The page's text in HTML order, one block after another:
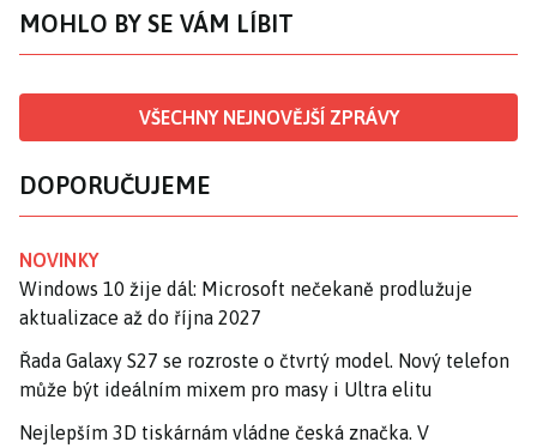
MOHLO BY SE VÁM LÍBIT
VŠECHNY NEJNOVĚJŠÍ ZPRÁVY
DOPORUČUJEME
NOVINKY
Windows 10 žije dál: Microsoft nečekaně prodlužuje
aktualizace až do října 2027
Řada Galaxy S27 se rozroste o čtvrtý model. Nový telefon
může být ideálním mixem pro masy i Ultra elitu
Nejlepším 3D tiskárnám vládne česká značka. V